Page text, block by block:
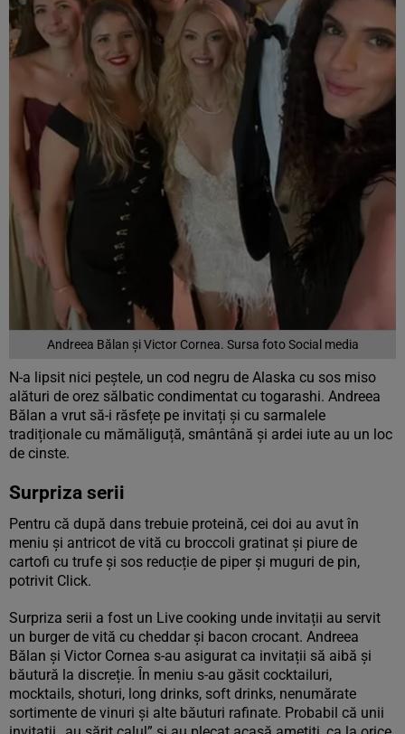
Andreea Bălan și Victor Cornea. Sursa foto Social media
N-a lipsit nici peștele, un cod negru de Alaska cu sos miso
alături de orez sălbatic condimentat cu togarashi. Andreea
Bălan a vrut să-i răsfețe pe invitați și cu sarmalele
tradiționale cu mămăliguță, smântână și ardei iute au un loc
de cinste.
Surpriza serii
Pentru că după dans trebuie proteină, cei doi au avut în
meniu și antricot de vită cu broccoli gratinat și piure de
cartofi cu trufe și sos reducție de piper și muguri de pin,
potrivit Click.
Surpriza serii a fost un Live cooking unde invitații au servit
un burger de vită cu cheddar și bacon crocant. Andreea
Bălan și Victor Cornea s-au asigurat ca invitații să aibă și
băutură la discreție. În meniu s-au găsit cocktailuri,
mocktails, shoturi, long drinks, soft drinks, nenumărate
sortimente de vinuri și alte băuturi rafinate. Probabil că unii